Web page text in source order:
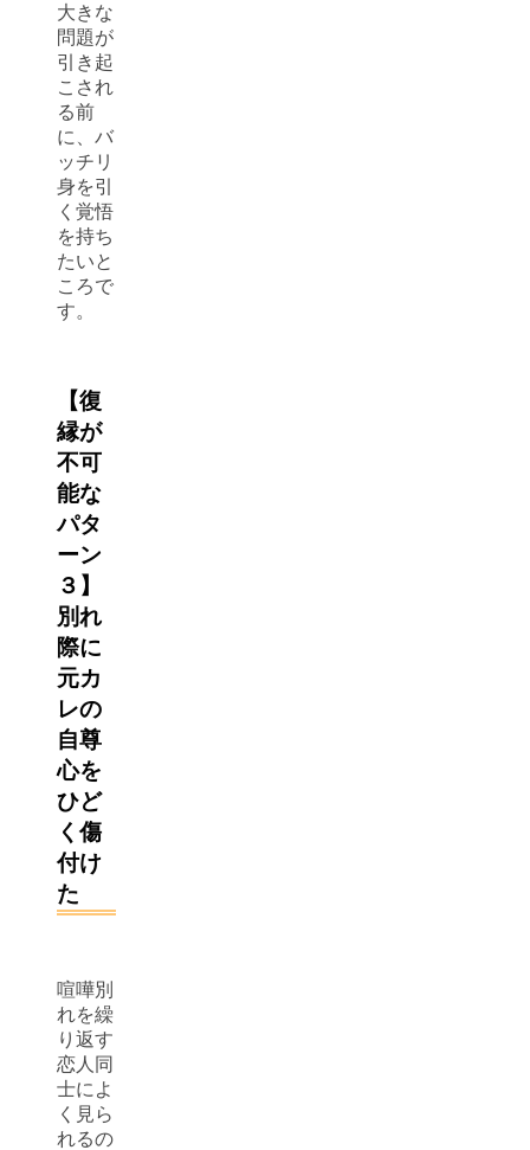
大きな
問題が
引き起
こされ
る前
に、バ
ッチリ
身を引
く覚悟
を持ち
たいと
ころで
す。
【復
縁が
不可
能な
パタ
ーン
３】
別れ
際に
元カ
レの
自尊
心を
ひど
く傷
付け
た
喧嘩別
れを繰
り返す
恋人同
士によ
く見ら
れるの